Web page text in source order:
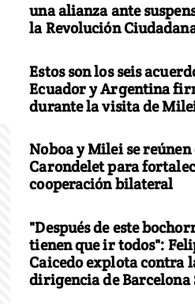
una alianza ante
la Revolución
Estos son los seis
Ecuador y Argentina
durante la visita de
Noboa y Milei se reúnen
Carondelet para
cooperación bilateral
"Después de este
tienen que ir todos":
Caicedo explota contra
dirigencia de Barcelona